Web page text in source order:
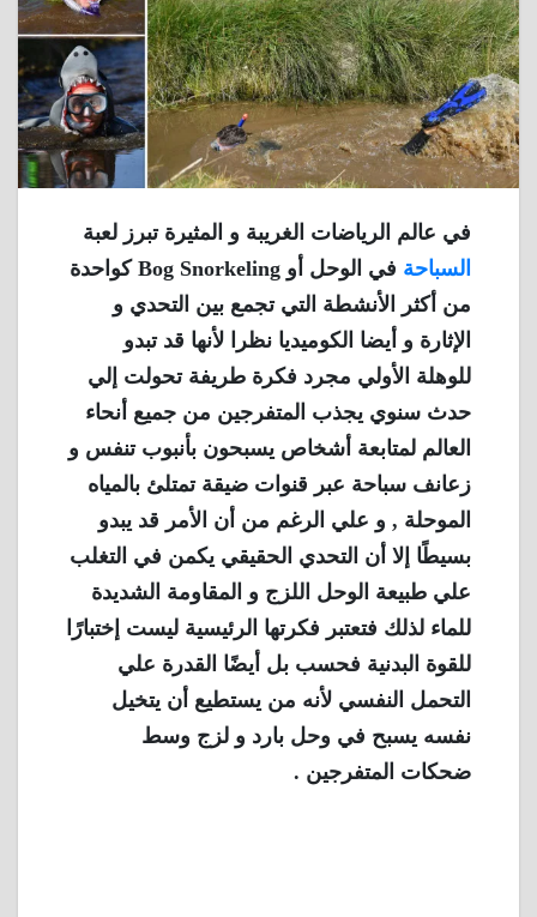
في عالم الرياضات الغريبة و المثيرة تبرز لعبة
السباحة
في الوحل أو Bog Snorkeling كواحدة
من أكثر الأنشطة التي تجمع بين التحدي و
الإثارة و أيضا الكوميديا نظرا لأنها قد تبدو
للوهلة الأولي مجرد فكرة طريفة تحولت إلي
حدث سنوي يجذب المتفرجين من جميع أنحاء
العالم لمتابعة أشخاص يسبحون بأنبوب تنفس و
زعانف سباحة عبر قنوات ضيقة تمتلئ بالمياه
الموحلة , و علي الرغم من أن الأمر قد يبدو
بسيطًا إلا أن التحدي الحقيقي يكمن في التغلب
علي طبيعة الوحل اللزج و المقاومة الشديدة
للماء لذلك فتعتبر فكرتها الرئيسية ليست إختبارًا
للقوة البدنية فحسب بل أيضًا القدرة علي
التحمل النفسي لأنه من يستطيع أن يتخيل
نفسه يسبح في وحل بارد و لزج وسط
ضحكات المتفرجين .